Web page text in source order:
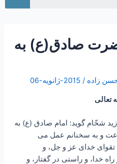
صادق(ع) به
زاده/ 2015-ژانویه-06
تعالی
شحّام گويد: امام صادق (ع) به
و به سخنانم عمل می
تقواى خداى عز و جل، و
خدا، و راستى در گفتار، و